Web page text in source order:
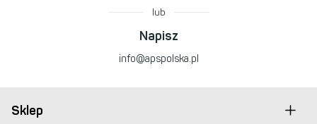
lub
Napisz
info@apspolska.pl
Sklep